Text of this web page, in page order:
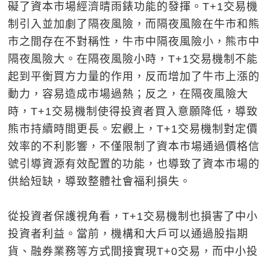
礙了資本市場經濟晴雨錶功能的發揮。T+1交易機
制引入並加劇了隔夜風險，而隔夜風險在牛市和熊
市之間存在不對稱性，牛市中隔夜風險小，熊市中
隔夜風險大。在隔夜風險小時，T+1交易機制不能
起到平衡買方力量的作用，反而增加了牛市上漲的
動力，容易造成市場過熱；反之，在隔夜風險大
時，T+1交易機制使得投資者買入意願降低，導致
熊市持續時間更長。宏觀上，T+1交易機制對定價
效率的不利影響，不僅限制了資本市場通過價格信
號引導資源有效配置的功能，也導致了資本市場的
供給短缺，導致整體社會福利損失。
從投資者保護視角看，T+1交易機制也損害了中小
投資者利益。當前，機構和大戶可以通過股指期
貨、融券業務等方式間接實現T+0交易，而中小投